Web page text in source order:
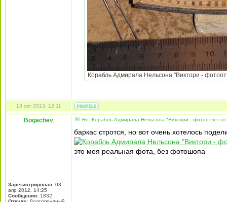
Корабль Адмирала Нельсона "Виктори -
13 окт 2013, 12:11
Bogachev
Зарегистрирован: 03
апр 2012, 14:25
Сообщения: 1832
Re: Корабль Адмирала Нельсона "Виктори - фотоотчет
баркас стротся, но вот очень хотелось
это моя реальная фота, без фотошопа